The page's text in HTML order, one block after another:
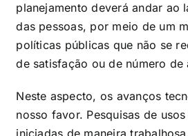
planejamento deverá andar ao
das pessoas, por meio de um
políticas públicas que não se
de satisfação ou de número de
Neste aspecto, os avanços
nosso favor. Pesquisas de